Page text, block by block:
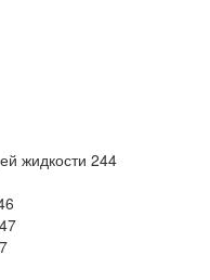
жидкости 244